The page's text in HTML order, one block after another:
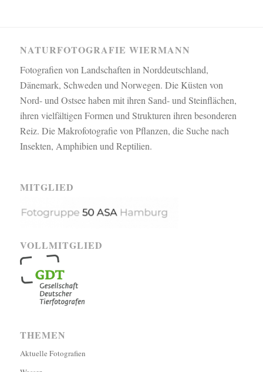
NATURFOTOGRAFIE WIERMANN
Fotografien von Landschaften in Norddeutschland,
Dänemark, Schweden und Norwegen. Die Küsten von
Nord- und Ostsee haben mit ihren Sand- und Steinflächen,
ihren vielfältigen Formen und Strukturen ihren besonderen
Reiz. Die Makrofotografie von Pflanzen, die Suche nach
Insekten, Amphibien und Reptilien.
MITGLIED
VOLLMITGLIED
THEMEN
Aktuelle Fotografien